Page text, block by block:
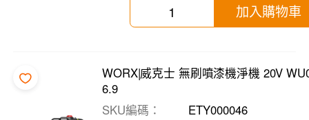
加入購物車
WORX|威克士 無刷噴漆機淨機 20V
6.9
SKU編碼
ETY000046